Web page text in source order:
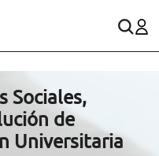
Sociales,
de
Universitaria